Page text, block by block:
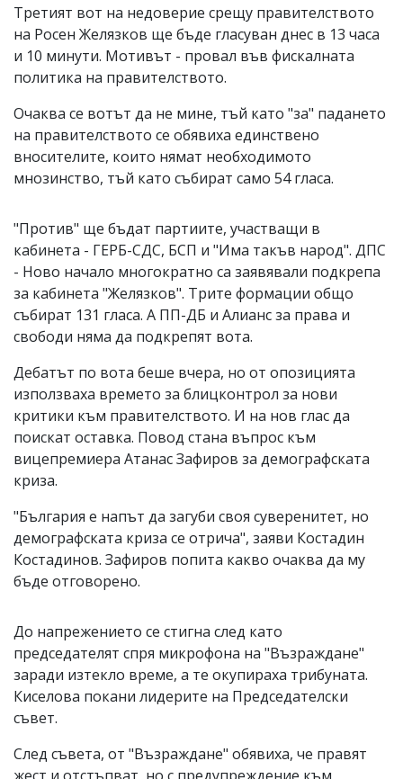
за
вас
коментар,
моля
сигнализирайте
Третият вот на недоверие срещу правителството
на Росен Желязков ще бъде гласуван днес в 13 часа
и 10 минути. Мотивът - провал във фискалната
политика на правителството.
Очаква се вотът да не мине, тъй като "за" падането
на правителството се обявиха единствено
вносителите, които нямат необходимото
мнозинство, тъй като събират само 54 гласа.
"Против" ще бъдат партиите, участващи в
кабинета - ГЕРБ-СДС, БСП и "Има такъв народ". ДПС
- Ново начало многократно са заявявали подкрепа
за кабинета "Желязков". Трите формации общо
събират 131 гласа. А ПП-ДБ и Алианс за права и
свободи няма да подкрепят вота.
Дебатът по вота беше вчера, но от опозицията
използваха времето за блицконтрол за нови
критики към правителството. И на нов глас да
поискат оставка. Повод стана въпрос към
вицепремиера Атанас Зафиров за демографската
криза.
"България е напът да загуби своя суверенитет, но
демографската криза се отрича", заяви Костадин
Костадинов. Зафиров попита какво очаква да му
бъде отговорено.
До напрежението се стигна след като
председателят спря микрофона на "Възраждане"
заради изтекло време, а те окупираха трибуната.
Киселова покани лидерите на Председателски
съвет.
След съвета, от "Възраждане" обявиха, че правят
жест и отстъпват, но с предупреждение към